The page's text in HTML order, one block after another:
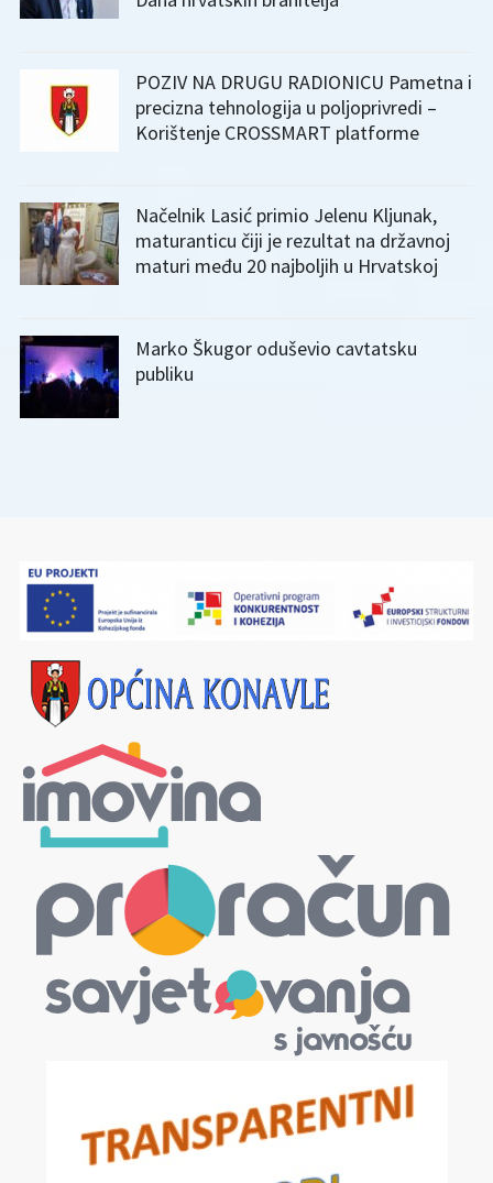
POZIV NA DRUGU RADIONICU Pametna i
precizna tehnologija u poljoprivredi –
Korištenje CROSSMART platforme
Načelnik Lasić primio Jelenu Kljunak,
maturanticu čiji je rezultat na državnoj
maturi među 20 najboljih u Hrvatskoj
Marko Škugor oduševio cavtatsku
publiku